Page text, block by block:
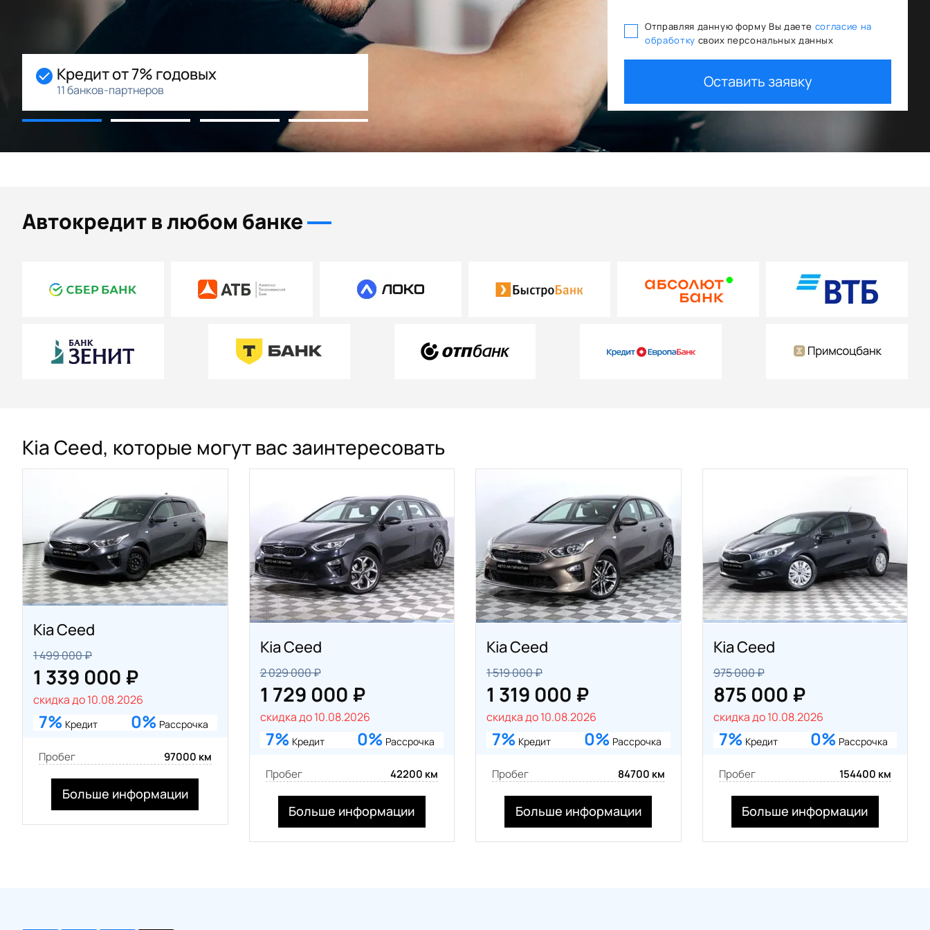
Начальный взнос 0%
Возможность рассрочки
Госпрограммы льготного кредитования Trade In как
+ дополнительная
Отправляя данную форму Вы даете согласие на
обработку своих персональных данных
Оставить заявку
Автокредит в любом банке
Kia Ceed, которые могут вас заинтересовать
Kia Ceed
1 499 000 ₽
1 339 000 ₽
скидка до 10.08.2026
7% Кредит 0% Рассрочка
Пробег 97000 км
Больше информации
Kia Ceed
2 029 000 ₽
1 729 000 ₽
скидка до 10.08.2026
7% Кредит 0% Рассрочка
Пробег 42200 км
Больше информации
Kia Ceed
1 519 000 ₽
1 319 000 ₽
скидка до 10.08.2026
7% Кредит 0% Рассрочка
Пробег 84700 км
Больше информации
Kia Ceed
975 000 ₽
875 000 ₽
скидка до 10.08.2026
7% Кредит 0% Рассрочка
Пробег 154400 км
Больше информации